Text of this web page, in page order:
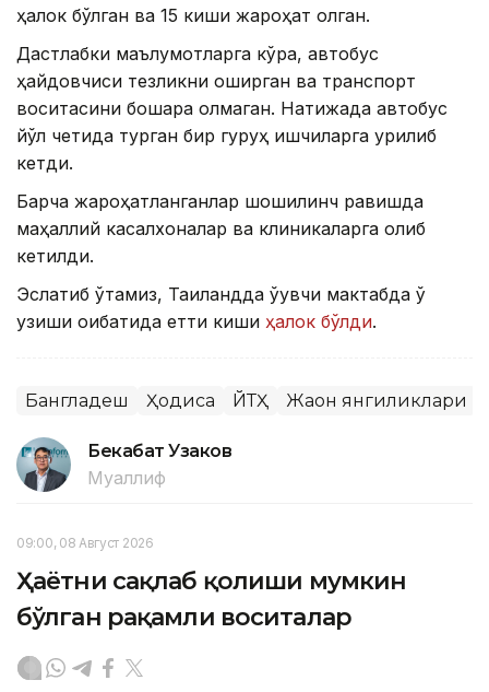
ҳалок бўлган ва 15 киши жароҳат олган.
Дастлабки маълумотларга кўра, автобус
ҳайдовчиси тезликни оширган ва транспорт
воситасини бошқара олмаган. Натижада автобус
йўл четида турган бир гуруҳ ишчиларга урилиб
кетди.
Барча жароҳатланганлар шошилинч равишда
маҳаллий касалхоналар ва клиникаларга олиб
кетилди.
Эслатиб ўтамиз, Таиландда ўқувчи мактабда ўқ
узиши оқибатида етти киши ҳалок бўлди.
Бангладеш Ҳодиса ЙТҲ Жаҳон янгиликлари
Бекабат Узаков
Муаллиф
09:00, 08 Август 2026
Ҳаётни сақлаб қолиши мумкин
бўлган рақамли воситалар